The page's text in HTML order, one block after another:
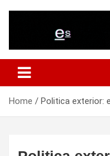
Home Politica exterior: